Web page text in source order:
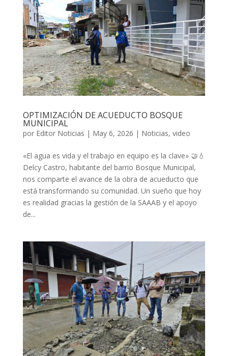
OPTIMIZACIÓN DE ACUEDUCTO BOSQUE
MUNICIPAL
por Editor Noticias | May 6, 2026 | Noticias, video
«El agua es vida y el trabajo en equipo es la clave» 🤝💧
Delcy Castro, habitante del barrio Bosque Municipal,
nos comparte el avance de la obra de acueducto que
está transformando su comunidad. Un sueño que hoy
es realidad gracias la gestión de la SAAAB y el apoyo
de...